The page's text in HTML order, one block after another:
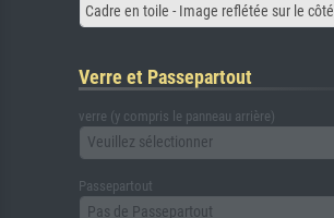
Cadre en toile - Image reflétée sur le côté
Verre et Passepartout
verre (y compris le panneau arrière)
Veuillez sélectionner
Passepartout
Pas de Passepartout